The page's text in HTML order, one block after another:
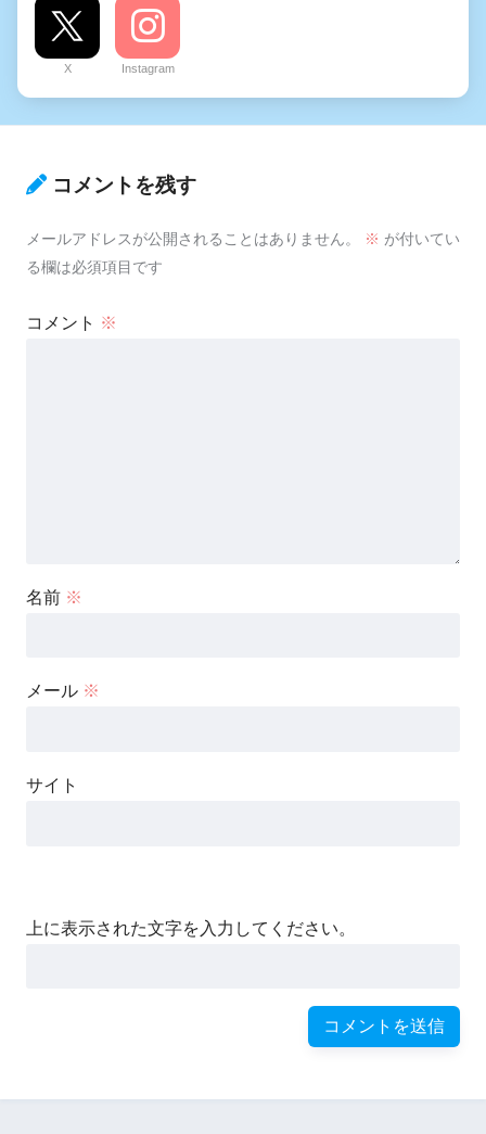
X Instagram
コメントを残す
メールアドレスが公開されることはありません。 ※ が付いてい
る欄は必須項目です
コメント ※
名前 ※
メール ※
サイト
上に表示された文字を入力してください。